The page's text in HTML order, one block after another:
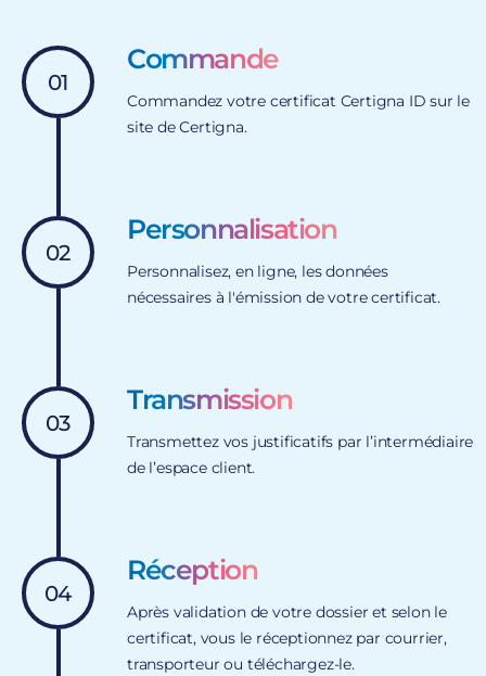
01
Commande
Commandez votre certificat Certigna ID sur le
site de Certigna.
02
Personnalisation
Personnalisez, en ligne, les données
nécessaires à l'émission de votre certificat.
03
Transmission
Transmettez vos justificatifs par l’intermédiaire
de l’espace client.
04
Réception
Après validation de votre dossier et selon le
certificat, vous le réceptionnez par courrier,
transporteur ou téléchargez-le.